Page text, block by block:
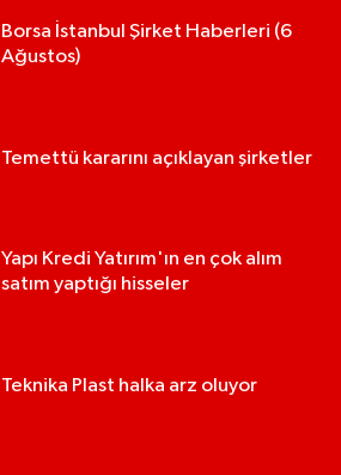
Borsa İstanbul Şirket Haberleri (6
Ağustos)
Temettü kararını açıklayan şirketler
Yapı Kredi Yatırım'ın en çok alım
satım yaptığı hisseler
Teknika Plast halka arz oluyor